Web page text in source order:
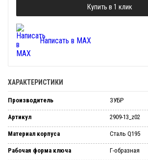
Купить в 1 клик
Написать в MAX
ХАРАКТЕРИСТИКИ
Производитель ЗУБР
Артикул 2909-13_z02
Материал корпуса Сталь Q195
Рабочая форма ключа Г-образная